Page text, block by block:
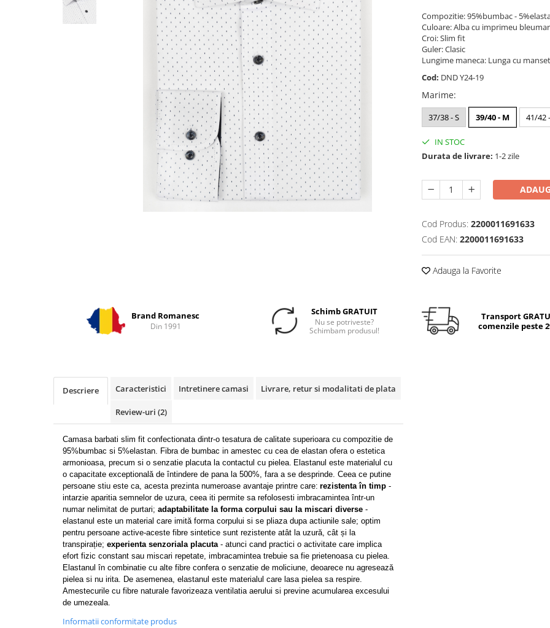
Compozitie: 95%bumbac -
Culoare: Alba cu imprimeu
Croi: Slim fit
Guler: Clasic
Lungime maneca: Lunga cu
Cod: DND Y24-19
Marime:
37/38 - S 39/40 - M 41/42
IN STOC
Durata de livrare: 1-2 zile
Cod Produs: 2200011691633
Cod EAN: 2200011691633
Adauga la Favorite
Brand Romanesc
Din 1991
Schimb GRATUIT
Nu se potriveste?
Schimbam produsul!
Transport
comenzile peste
Descriere Caracteristici Intretinere camasi Livrare, retur si modalitati de plata
Review-uri (2)
Camasa barbati slim fit confectionata dintr-o tesatura de calitate superioara cu compozitie de
95%bumbac si 5%elastan. Fibra de bumbac in amestec cu cea de elastan ofera o estetica
armonioasa, precum si o senzatie placuta la contactul cu pielea. Elastanul este materialul cu
o capacitate exceptională de întindere de pana la 500%, fara a se desprinde. Ceea ce putine
persoane stiu este ca, acesta prezinta numeroase avantaje printre care: rezistenta în timp -
intarzie aparitia semnelor de uzura, ceea iti permite sa refolosesti imbracamintea într-un
numar nelimitat de purtari; adaptabilitate la forma corpului sau la miscari diverse -
e lastanul este un material care imită forma corpului si se pliaza dupa actiunile sale; optim
pentru persoane active-aceste fibre sintetice sunt rezistente atât la uzură, cât și la
transpirație; experienta senzoriala placuta- atunci cand practici o activitate care implica
efort fizic constant sau miscari repetate, imbracamintea trebuie sa fie prietenoasa cu pielea.
Elastanul în combinatie cu alte fibre confera o senzatie de moliciune, deoarece nu agresează
pielea si nu irita. De asemenea, elastanul este materialul care lasa pielea sa respire.
Amestecurile cu fibre naturale favorizeaza ventilatia aerului si previne acumularea excesului
de umezeala.
Informatii conformitate produs